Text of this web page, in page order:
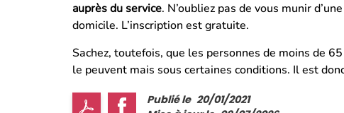
auprès du service. N’oubliez pas de vous munir
domicile. L’inscription est gratuite.
Sachez, toutefois, que les personnes de moins de
le peuvent mais sous certaines conditions. Il est
Publié le 20/01/2021